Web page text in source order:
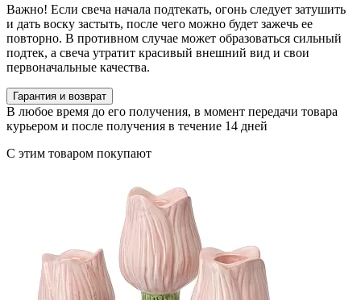
Важно! Если свеча начала подтекать, огонь следует затушить
и дать воску застыть, после чего можно будет зажечь ее
повторно. В противном случае может образоваться сильный
подтек, а свеча утратит красивый внешний вид и свои
первоначальные качества.
Гарантия и возврат
В любое время до его получения, в момент передачи товара
курьером и после получения в течение 14 дней
С этим товаром покупают